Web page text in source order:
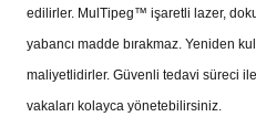
edilirler. MulTipeg™ işaretli lazer,
yabancı madde bırakmaz. Yeniden
maliyetlidirler. Güvenli te­davi süreci
vakaları kolay­ca yönetebilirsiniz.